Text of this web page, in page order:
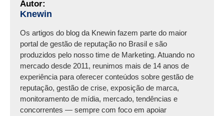
Knewin
Os artigos do blog da Knewin fazem parte do maior
portal de gestão de reputação no Brasil e são
produzidos pelo nosso time de Marketing. Atuando no
mercado desde 2011, reunimos mais de 14 anos de
experiência para oferecer conteúdos sobre gestão de
reputação, gestão de crise, exposição de marca,
monitoramento de mídia, mercado, tendências e
concorrentes — sempre com foco em apoiar